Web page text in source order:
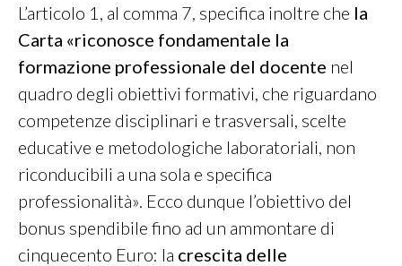
L’articolo 1, al comma 7, specifica inoltre che la
Carta «riconosce fondamentale la
formazione professionale del docente nel
quadro degli obiettivi formativi, che riguardano
competenze disciplinari e trasversali, scelte
educative e metodologiche laboratoriali, non
riconducibili a una sola e specifica
professionalità». Ecco dunque l’obiettivo del
bonus spendibile fino ad un ammontare di
cinquecento Euro: la crescita delle